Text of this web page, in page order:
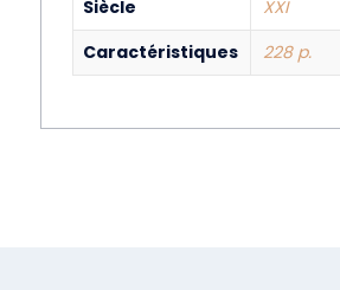
Siècle
XXI
Caractéristiques
228 p.